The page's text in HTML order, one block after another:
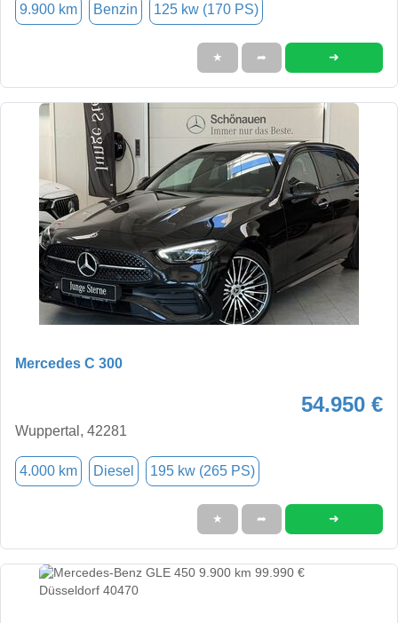
9.900 km Benzin 125 kw (170 PS)
★ ➦ ➜
Mercedes C 300
54.950 €
Wuppertal, 42281
4.000 km Diesel 195 kw (265 PS)
★ ➦ ➜